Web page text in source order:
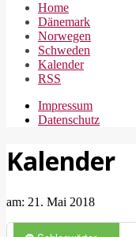
Menu
Home
Dänemark
Norwegen
Schweden
Kalender
RSS
Impressum
Datenschutz
Kalender
am: 21. Mai 2018